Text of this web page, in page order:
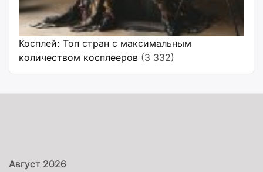
Косплей: Топ стран с максимальным
количеством косплееров (3 332)
Август 2026